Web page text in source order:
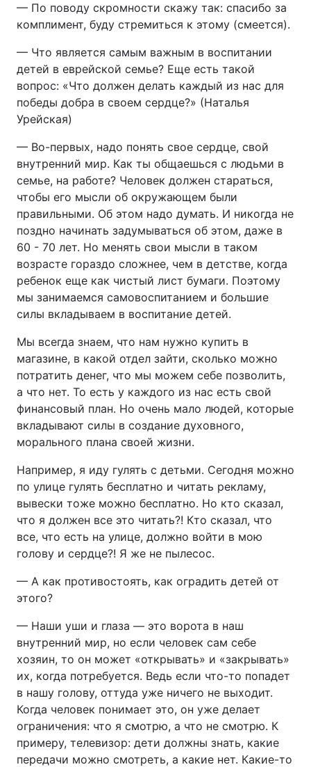
— По поводу скромности скажу так: спасибо за
комплимент, буду стремиться к этому (смеется).
— Что является самым важным в воспитании
детей в еврейской семье? Еще есть такой
вопрос: «Что должен делать каждый из нас для
победы добра в своем сердце?» (Наталья
Урейская)
— Во-первых, надо понять свое сердце, свой
внутренний мир. Как ты общаешься с людьми в
семье, на работе? Человек должен стараться,
чтобы его мысли об окружающем были
правильными. Об этом надо думать. И никогда не
поздно начинать задумываться об этом, даже в
60 - 70 лет. Но менять свои мысли в таком
возрасте гораздо сложнее, чем в детстве, когда
ребенок еще как чистый лист бумаги. Поэтому
мы занимаемся самовоспитанием и большие
силы вкладываем в воспитание детей.
Мы всегда знаем, что нам нужно купить в
магазине, в какой отдел зайти, сколько можно
потратить денег, что мы можем себе позволить,
а что нет. То есть у каждого из нас есть свой
финансовый план. Но очень мало людей, которые
вкладывают силы в создание духовного,
морального плана своей жизни.
Например, я иду гулять с детьми. Сегодня можно
по улице гулять бесплатно и читать рекламу,
вывески тоже можно бесплатно. Но кто сказал,
что я должен все это читать?! Кто сказал, что
все, что есть на улице, должно войти в мою
голову и сердце?! Я же не пылесос.
— А как противостоять, как оградить детей от
этого?
— Наши уши и глаза — это ворота в наш
внутренний мир, но если человек сам себе
хозяин, то он может «открывать» и «закрывать»
их, когда потребуется. Ведь если что-то попадет
в нашу голову, оттуда уже ничего не выходит.
Когда человек понимает это, он уже делает
ограничения: что я смотрю, а что не смотрю. К
примеру, телевизор: дети должны знать, какие
передачи можно смотреть, а какие нет. Какие-то